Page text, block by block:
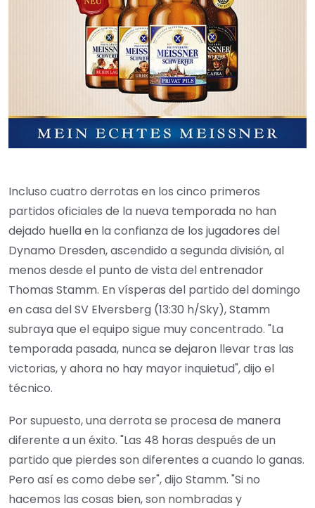
Incluso cuatro derrotas en los cinco primeros
partidos oficiales de la nueva temporada no han
dejado huella en la confianza de los jugadores del
Dynamo Dresden, ascendido a segunda división, al
menos desde el punto de vista del entrenador
Thomas Stamm. En vísperas del partido del domingo
en casa del SV Elversberg (13:30 h/Sky), Stamm
subraya que el equipo sigue muy concentrado. "La
temporada pasada, nunca se dejaron llevar tras las
victorias, y ahora no hay mayor inquietud", dijo el
técnico.
Por supuesto, una derrota se procesa de manera
diferente a un éxito. "Las 48 horas después de un
partido que pierdes son diferentes a cuando lo ganas.
Pero así es como debe ser", dijo Stamm. "Si no
hacemos las cosas bien, son nombradas y